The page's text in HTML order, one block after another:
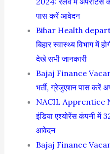
पास करें आवेदन
Bihar Health
बिहार स्वास्थ्य विभाग में
देखे सभी जानकारी
Bajaj Finance
भर्ती, ग्रेजुएशन पास करें
NACIL Apprentice
इंडिया एश्योरेंस कंपनी में
आवेदन
Bajaj Finance